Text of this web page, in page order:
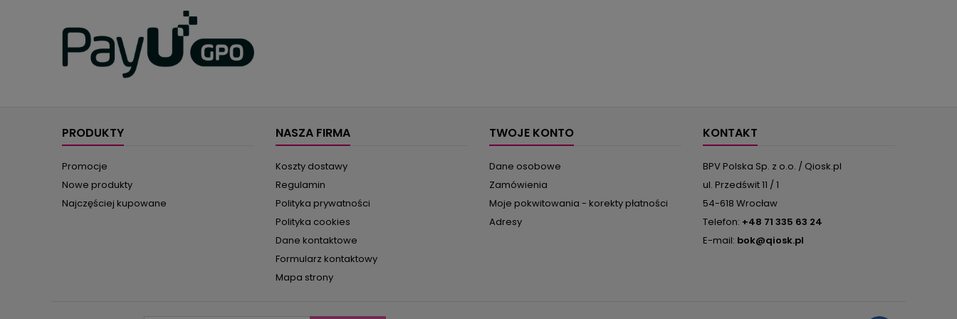
PRODUKTY
Promocje
Nowe produkty
Najczęściej kupowane
NASZA FIRMA
Koszty dostawy
Regulamin
Polityka prywatności
Polityka cookies
Dane kontaktowe
Formularz kontaktowy
Mapa strony
TWOJE KONTO
Dane osobowe
Zamówienia
Moje pokwitowania - korekty płatności
Adresy
KONTAKT
BPV Polska Sp. z o.o. / Qiosk.pl
ul. Przedświt 11 / 1
54-618 Wrocław
Telefon: +48 71 335 63 24
E-mail: bok@qiosk.pl